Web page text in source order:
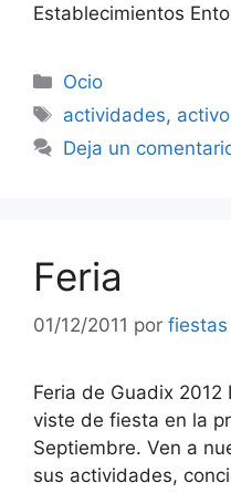
Establecimientos
Categorías
Ocio
Etiquetas
actividades, activo
Deja un
Feria
01/12/2011 por fiestas
Feria de Guadix
viste de fiesta en la
Septiembre. Ven a
sus actividades,